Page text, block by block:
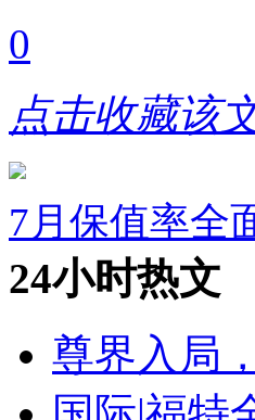
0
点击收藏该
7月保值率全
24小时热文
尊界入局